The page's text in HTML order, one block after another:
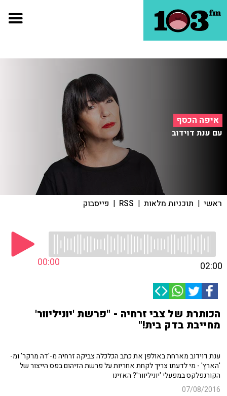
איפה הכסף
עם ענת דוידוב
ראשי | תוכניות מלאות |
RSS
| פייסבוק
00:00 02:00
הכותרת של צבי זרחיה - "פרשת 'יוניליוור'
מחייבת בדק בית!"
ענת דוידוב מארחת באולפן את כתב הכלכלה צביקה זרחיה מ-'דה מרקר' ומ-
'הארץ' - מי לדעתו צריך לקחת אחריות על פרשת הזיהום בפס הייצור של
הקורנפלקס במפעלי 'יוניליוור'? האזינו
07/08/2016